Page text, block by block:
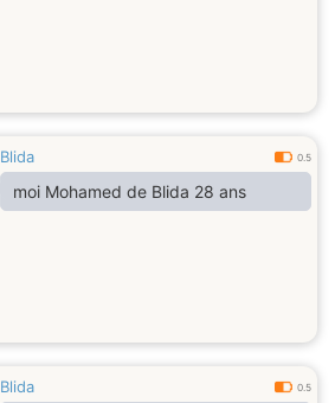
Blida 0.5
moi Mohamed de Blida 28 ans
Blida 0.5